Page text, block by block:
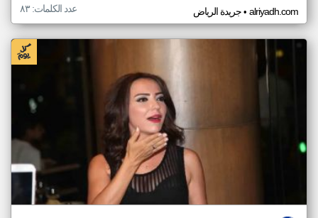
جريدة الرياض• alriyadh.com عدد الكلمات: ٨٣